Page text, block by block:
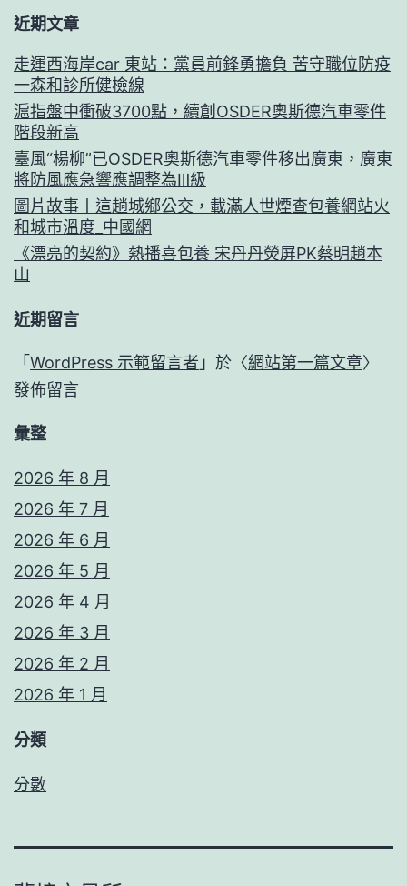
近期文章
走運西海岸car 東站：黨員前鋒勇擔負 苦守職位防疫
一森和診所健檢線
滬指盤中衝破3700點，續創OSDER奧斯德汽車零件
階段新高
臺風“楊柳”已OSDER奧斯德汽車零件移出廣東，廣東
將防風應急響應調整為Ⅲ級
圖片故事丨這趟城鄉公交，載滿人世煙查包養網站火
和城市溫度_中國網
《漂亮的契約》熱播喜包養 宋丹丹熒屏PK蔡明趙本
山
近期留言
「 WordPress 示範留言者 」於〈網站第一篇文章〉
發佈留言
彙整
2026 年 8 月
2026 年 7 月
2026 年 6 月
2026 年 5 月
2026 年 4 月
2026 年 3 月
2026 年 2 月
2026 年 1 月
分類
分數